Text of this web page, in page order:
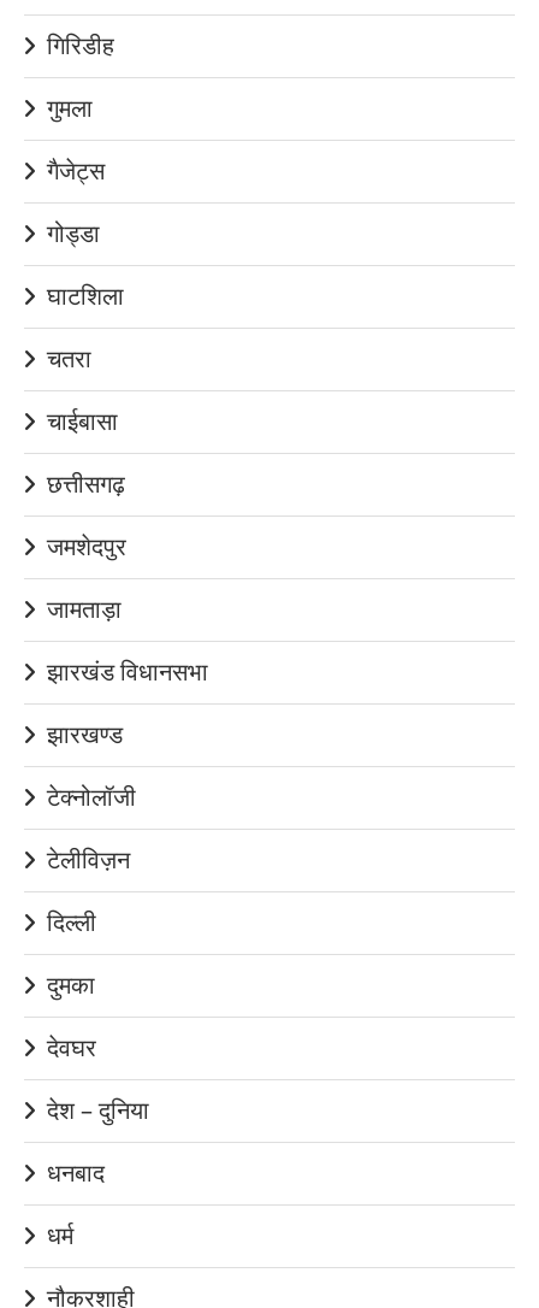
गिरिडीह
गुमला
गैजेट्स
गोड्डा
घाटशिला
चतरा
चाईबासा
छत्तीसगढ़
जमशेदपुर
जामताड़ा
झारखंड विधानसभा
झारखण्ड
टेक्नोलॉजी
टेलीविज़न
दिल्ली
दुमका
देवघर
देश – दुनिया
धनबाद
धर्म
नौकरशाही